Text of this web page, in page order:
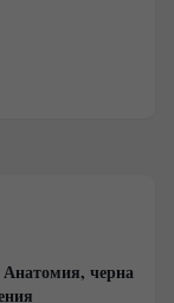
черна